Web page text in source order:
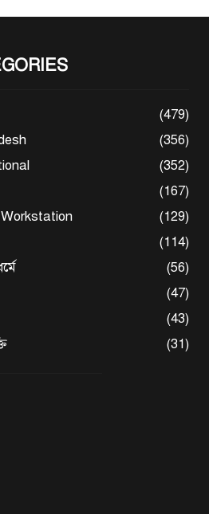
(479)
(356)
(352)
(167)
(129)
(114)
(56)
(47)
(43)
(31)